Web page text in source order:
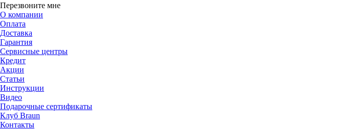
Перезвоните мне
О компании
Оплата
Доставка
Гарантия
Сервисные центры
Кредит
Акции
Статьи
Инструкции
Видео
Подарочные сертификаты
Клуб Braun
Контакты